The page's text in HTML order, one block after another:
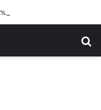
en pleno centro